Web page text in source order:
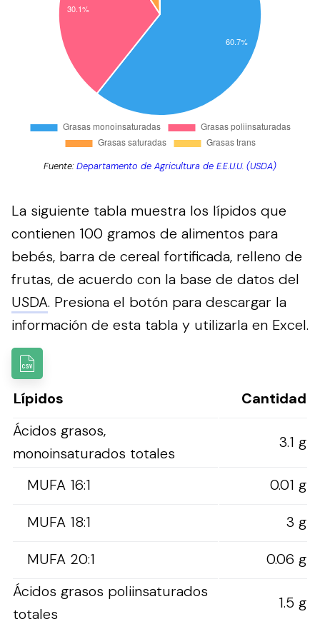
Fuente:Departamento de Agricultura de E.E.U.U. (USDA)
La siguiente tabla muestra los lípidos que
contienen 100 gramos de alimentos para
bebés, barra de cereal fortificada, relleno de
frutas, de acuerdo con la base de datos del
USDA. Presiona el botón para descargar la
información de esta tabla y utilizarla en Excel.
Lípidos
Cantidad
Ácidos grasos,
monoinsaturados totales
3.1 g
MUFA 16:1
0.01 g
MUFA 18:1
3 g
MUFA 20:1
0.06 g
Ácidos grasos poliinsaturados
totales
1.5 g